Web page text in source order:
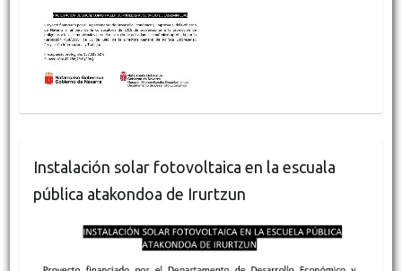
Instalación solar fotovoltaica en la escuala
pública atakondoa de Irurtzun